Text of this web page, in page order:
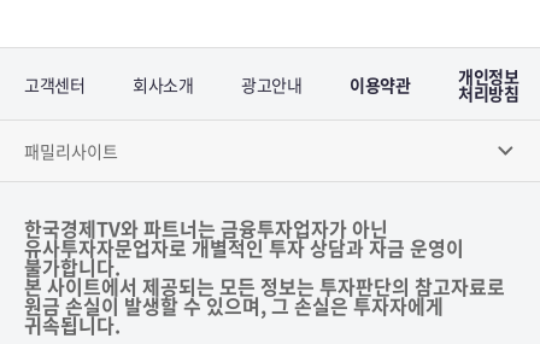
고객센터 회사소개 광고안내 이용약관 개인정보
처리방침
패밀리사이트
한국경제TV와 파트너는 금융투자업자가 아닌
유사투자자문업자로 개별적인 투자 상담과 자금 운영이
불가합니다.
본 사이트에서 제공되는 모든 정보는 투자판단의 참고자료로
원금 손실이 발생할 수 있으며, 그 손실은 투자자에게
귀속됩니다.